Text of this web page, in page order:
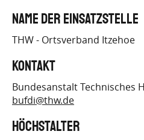
Name der Einsatzstelle
THW - Ortsverband Itzehoe
Kontakt
Bundesanstalt Technisches
bufdi@thw.de
Höchstalter